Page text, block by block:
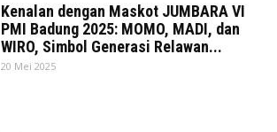
Kenalan dengan Maskot JUMBARA VI
PMI Badung 2025: MOMO, MADI, dan
WIRO, Simbol Generasi Relawan...
20 Mei 2025